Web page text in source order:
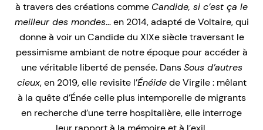
à travers des créations comme Candide, si c’est ça le
meilleur des mondes… en 2014, adapté de Voltaire, qui
donne à voir un Candide du XIXe siècle traversant le
pessimisme ambiant de notre époque pour accéder à
une véritable liberté de pensée. DansSous d’autres
cieux, en 2019, elle revisite l’Énéidede Virgile : mêlant
à la quête d’Énée celle plus intemporelle de migrants
en recherche d’une terre hospitalière, elle interroge